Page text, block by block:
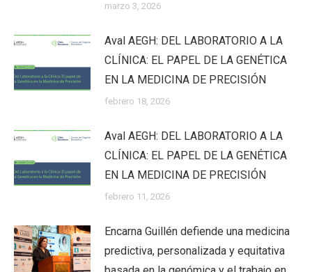
marzo 3, 2026
Aval AEGH: DEL LABORATORIO A LA
CLÍNICA: EL PAPEL DE LA GENÉTICA
EN LA MEDICINA DE PRECISIÓN
febrero 18, 2026
Aval AEGH: DEL LABORATORIO A LA
CLÍNICA: EL PAPEL DE LA GENÉTICA
EN LA MEDICINA DE PRECISIÓN
febrero 11, 2026
Encarna Guillén defiende una medicina
predictiva, personalizada y equitativa